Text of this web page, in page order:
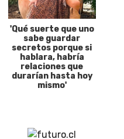
'Qué suerte que uno
sabe guardar
secretos porque si
hablara, habría
relaciones que
durarían hasta hoy
mismo'